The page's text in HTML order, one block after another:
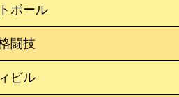
ボール
闘技
ビル